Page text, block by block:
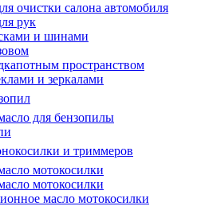
очистки салона автомобиля
рук
и шинами
пространством
и зеркалами
для бензопилы
и триммеров
мотокосилки
мотокосилки
масло мотокосилки